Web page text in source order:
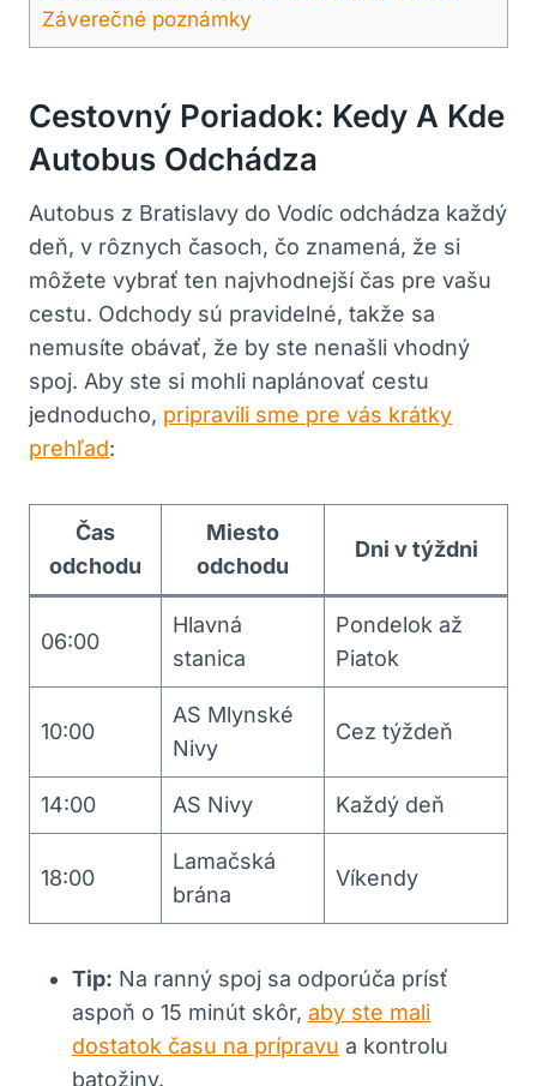
Záverečné poznámky
Cestovný Poriadok: Kedy A Kde
Autobus Odchádza
Autobus z Bratislavy do Vodíc odchádza každý
deň, v rôznych časoch, čo znamená, že si
môžete vybrať ten najvhodnejší čas pre vašu
cestu. Odchody sú pravidelné, takže sa
nemusíte obávať, že by ste nenašli vhodný
spoj. Aby ste si mohli naplánovať cestu
jednoducho, pripravili sme pre vás krátky
prehľad:
Čas
odchodu
Miesto
odchodu
Dni v týždni
06:00
Hlavná
stanica
Pondelok až
Piatok
10:00
AS Mlynské
Nivy
Cez týždeň
14:00 AS Nivy Každý deň
18:00
Lamačská
brána
Víkendy
Tip: Na ranný spoj sa odporúča prísť
aspoň o 15 minút skôr, aby ste mali
dostatok času na prípravu a kontrolu
batožiny.